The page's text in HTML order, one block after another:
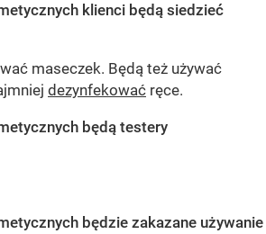
klienci będą siedzieć
maseczek. Będą też używać
dezynfekować ręce.
będą testery
będzie zakazane używanie